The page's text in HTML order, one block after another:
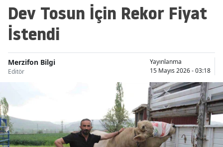
Dev Tosun İçin Rekor Fiyat
İstendi
Merzifon Bilgi
Editör
Yayınlanma
15 Mayıs 2026 - 03:18